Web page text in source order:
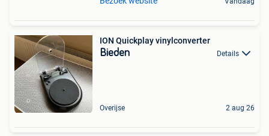
ION Quickplay vinylconverter
Bieden Details
Overijse 2 aug 26